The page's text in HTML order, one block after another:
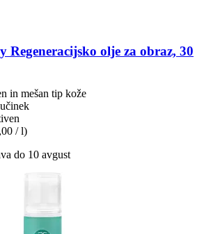
Regeneracijsko olje za obraz, 30
in mešan tip kože
/ l)
do 10 avgust